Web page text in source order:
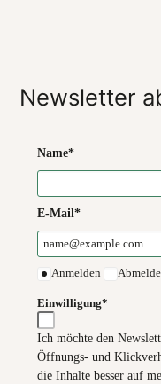
Newsletter
Name*
E-Mail*
Anmelden
Einwilligung*
Ich möchte den
Öffnungs- und
die Inhalte besser auf